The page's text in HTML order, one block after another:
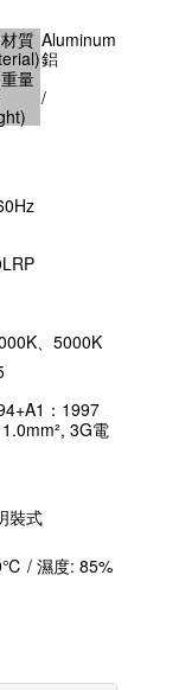
質 Aluminum
鋁
量
/
、5000K
：1997
3G電
裝式
/ 濕度: 85%